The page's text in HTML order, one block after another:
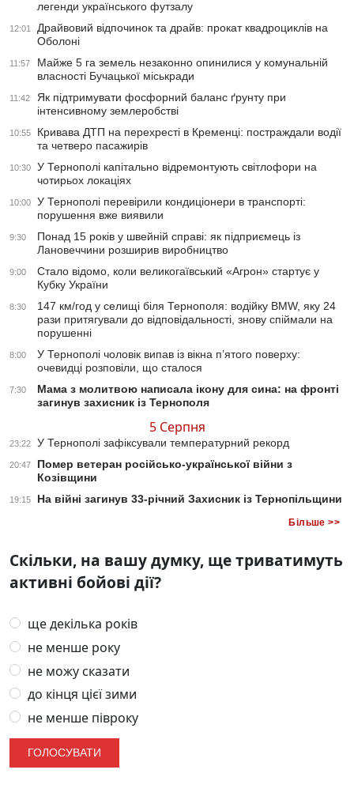
легенди українського футзалу
12:01
Драйвовий відпочинок та драйв: прокат квадроциклів на
Оболоні
11:57
Майже 5 га земель незаконно опинилися у комунальній
власності Бучацької міськради
11:42
Як підтримувати фосфорний баланс ґрунту при
інтенсивному землеробстві
10:55
Кривава ДТП на перехресті в Кременці: постраждали водії
та четверо пасажирів
10:30
У Тернополі капітально відремонтують світлофори на
чотирьох локаціях
10:00
У Тернополі перевірили кондиціонери в транспорті:
порушення вже виявили
9:30
Понад 15 років у швейній справі: як підприємець із
Лановеччини розширив виробництво
9:00
Стало відомо, коли великогаївський «Агрон» стартує у
Кубку України
8:30
147 км/год у селищі біля Тернополя: водійку BMW, яку 24
рази притягували до відповідальності, знову спіймали на
порушенні
8:00
У Тернополі чоловік випав із вікна п’ятого поверху:
очевидці розповіли, що сталося
7:30
Мама з молитвою написала ікону для сина: на фронті
загинув захисник із Тернополя
5 Серпня
23:22 У Тернополі зафіксували температурний рекорд
20:47
Помер ветеран російсько-української війни з
Козівщини
19:15 На війні загинув 33-річний Захисник із Тернопільщини
Більше >>
Скільки, на вашу думку, ще триватимуть
активні бойові дії?
ще декілька років
не менше року
не можу сказати
до кінця цієї зими
не менше півроку